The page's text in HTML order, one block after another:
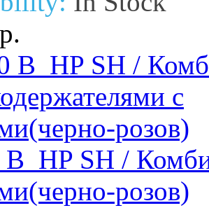
SH /
розов)